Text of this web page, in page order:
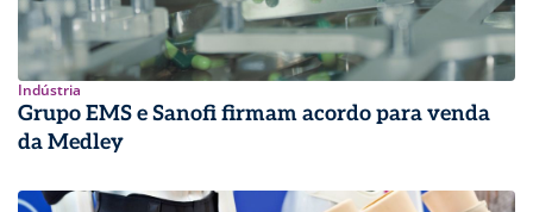
Indústria
Grupo EMS e Sanofi firmam acordo para venda
da Medley